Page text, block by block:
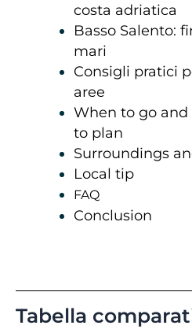
costa adriatica
Basso Salento:
mari
Consigli pratici
aree
When to go
to plan
Surroundings
Local tip
FAQ
Conclusion
Tabella